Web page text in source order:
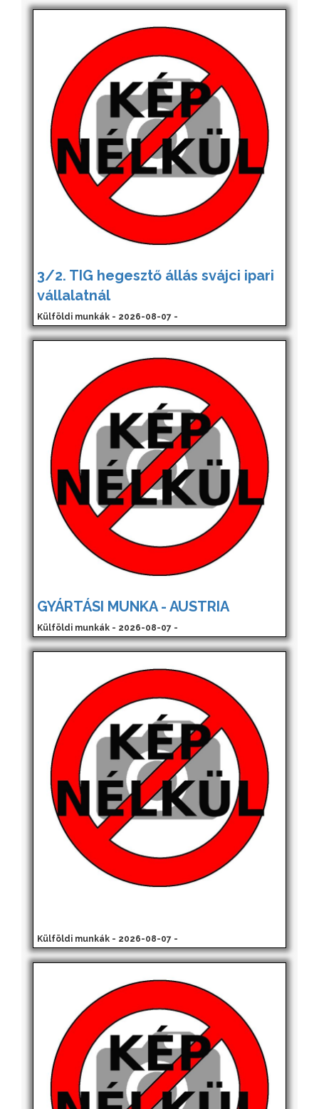
3/2. TIG hegesztő állás svájci ipari
vállalatnál
Külföldi munkák - 2026-08-07 -
GYÁRTÁSI MUNKA - AUSTRIA
Külföldi munkák - 2026-08-07 -
Külföldi munkák - 2026-08-07 -